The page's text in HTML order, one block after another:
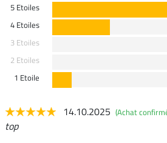
5 Etoiles
4 Etoiles
3 Etoiles
2 Etoiles
1 Etoile
14.10.2025 (Achat
top